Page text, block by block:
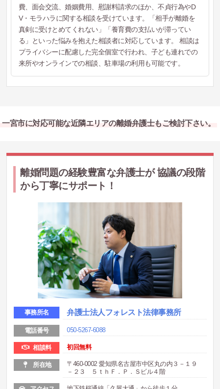
費、面会交流、婚姻費用、慰謝料請求のほか、不貞行為やD
V・モラハラに関する相談を受けています。「相手が離婚を
真剣に受けとめてくれない」「養育費の支払いが滞ってい
る」といった悩みを抱えた相談者に対応しています。 相談は
プライバシーに配慮した完全個室で行われ、子ども連れでの
来所やオンラインでの相談、駐車場の利用も可能です。
一宮市に対応可能な近隣エリアの離婚弁護士もご検討下さい。
離婚問題の経験豊富な弁護士が 協議の段階
から丁寧にサポート！
事務所名 弁護士法人フォレスト法律事務所
電話番号 050-5267-6088
相談料 初回無料
所在地
〒460-0002 愛知県名古屋市中区丸の内３－１９
－２３ ５ｔｈＦ．Ｐ．Ｓビル４階